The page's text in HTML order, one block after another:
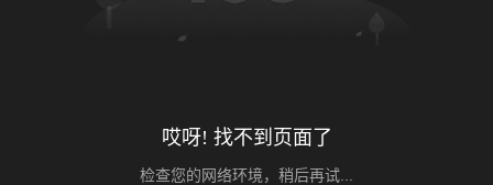
哎呀! 找不到页面了
检查您的网络环境，稍后再试...